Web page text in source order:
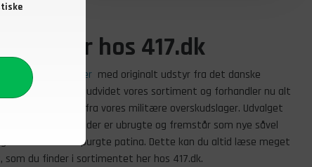
hos 417.dk
overskudslager med originalt udstyr fra det danske
Siden da har vi udvidet vores sortiment og forhandler nu alt
militær udstyr fra vores militære overskudslager. Udvalget
for at finde varer, der er ubrugte og fremstår som nye såvel
fået den efterspurgte patina. Dette kan du altid læse meget
du finder i sortimentet her hos 417.dk.